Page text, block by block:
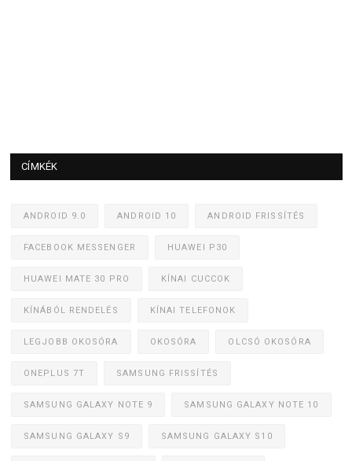
CÍMKÉK
ANDROID 9.0 ANDROID 10 ANDROID FRISSÍTÉS
FACEBOOK MESSENGER HUAWEI P30
HUAWEI MATE 30 PRO KÍNAI CUCCOK
KÍNÁBÓL RENDELÉS KÍNAI TELEFONOK
LEGJOBB OKOSÓRA OKOSÓRA OLCSÓ OKOSÓRA
ONEPLUS 7T SAMSUNG FRISSÍTÉS
SAMSUNG GALAXY NOTE 9 SAMSUNG GALAXY NOTE 10
SAMSUNG GALAXY S9 SAMSUNG GALAXY S10